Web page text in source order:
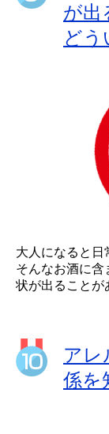
が出
どう
大人になると日
そんなお酒に含
状が出ることが
アレ
係を